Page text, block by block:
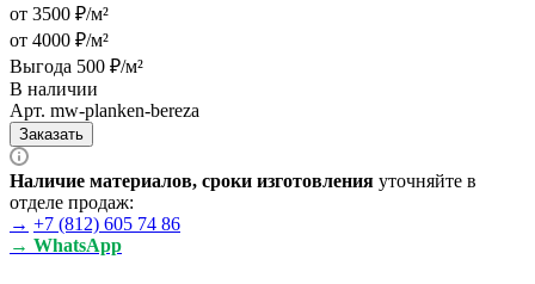
от 3500 ₽/м²
от 4000 ₽/м²
Выгода 500 ₽/м²
В наличии
Арт. mw-planken-bereza
Заказать
Наличие материалов, сроки изготовления уточняйте в
отделе продаж:
→ +7 (812) 605 74 86
→ WhatsApp